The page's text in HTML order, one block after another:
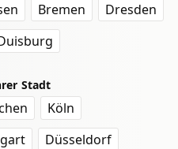
Bremen
Dresden
Stadt
Köln
Düsseldorf